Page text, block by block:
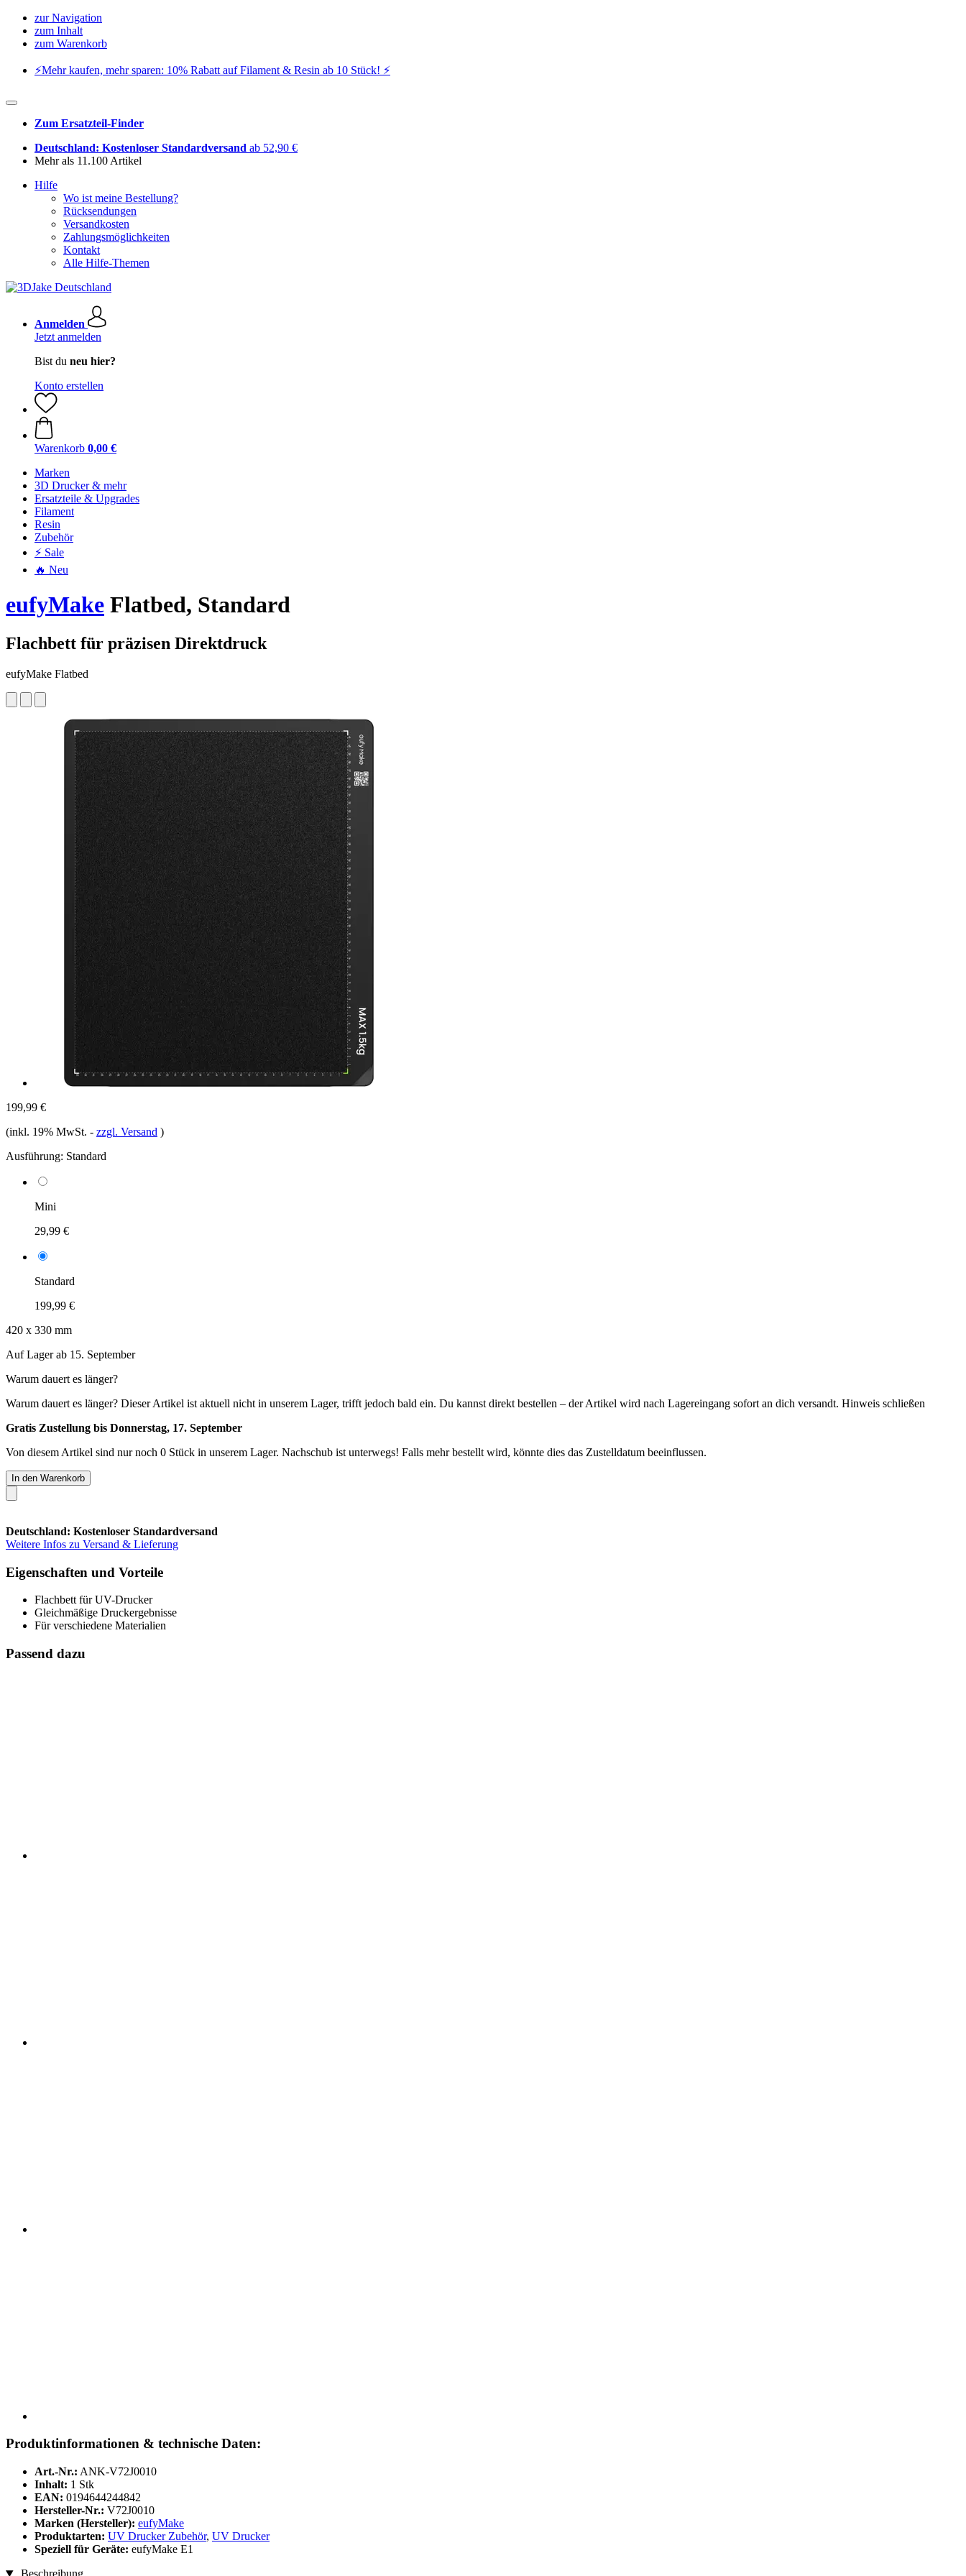
zur Navigation
zum Inhalt
zum Warenkorb
⚡️Mehr kaufen, mehr sparen: 10% Rabatt auf Filament & Resin ab 10 Stück! ⚡️
Zum Ersatzteil-Finder
Deutschland: Kostenloser Standardversand ab 52,90 €
Mehr als 11.100 Artikel
Hilfe
Wo ist meine Bestellung?
Rücksendungen
Versandkosten
Zahlungsmöglichkeiten
Kontakt
Alle Hilfe-Themen
Anmelden
Jetzt anmelden
Bist du neu hier?
Konto erstellen
Warenkorb 0,00 €
Marken
3D Drucker & mehr
Ersatzteile & Upgrades
Filament
Resin
Zubehör
⚡ Sale
🔥 Neu
eufyMake Flatbed, Standard
Flachbett für präzisen Direktdruck
eufyMake Flatbed
199,99 €
(inkl. 19% MwSt. - zzgl. Versand )
Ausführung: Standard
Mini
29,99 €
Standard
199,99 €
420 x 330 mm
Auf Lager ab 15. September
Warum dauert es länger?
Warum dauert es länger? Dieser Artikel ist aktuell nicht in unserem Lager, trifft jedoch bald ein. Du kannst direkt bestellen – der Artikel wird nach Lagereingang sofort an dich versandt. Hinweis schließen
Gratis Zustellung bis Donnerstag, 17. September
Von diesem Artikel sind nur noch 0 Stück in unserem Lager. Nachschub ist unterwegs! Falls mehr bestellt wird, könnte dies das Zustelldatum beeinflussen.
In den Warenkorb
Deutschland: Kostenloser Standardversand
Weitere Infos zu Versand & Lieferung
Eigenschaften und Vorteile
Flachbett für UV-Drucker
Gleichmäßige Druckergebnisse
Für verschiedene Materialien
Passend dazu
Produktinformationen & technische Daten:
Art.-Nr.: ANK-V72J0010
Inhalt: 1 Stk
EAN: 0194644244842
Hersteller-Nr.: V72J0010
Marken (Hersteller): eufyMake
Produktarten: UV Drucker Zubehör, UV Drucker
Speziell für Geräte: eufyMake E1
Beschreibung